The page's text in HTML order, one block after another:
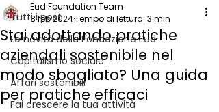
Tutti i post
Le novità della Fondazione Eud
Capitalismo sociale
Affari sostenibili
Fai crescere la tua attività
Stai adottando pratiche
aziendali sostenibile nel
modo sbagliato? Una guida
per pratiche efficaci
Eud Foundation Team
8 feb 2024Tempo di lettura: 3 min